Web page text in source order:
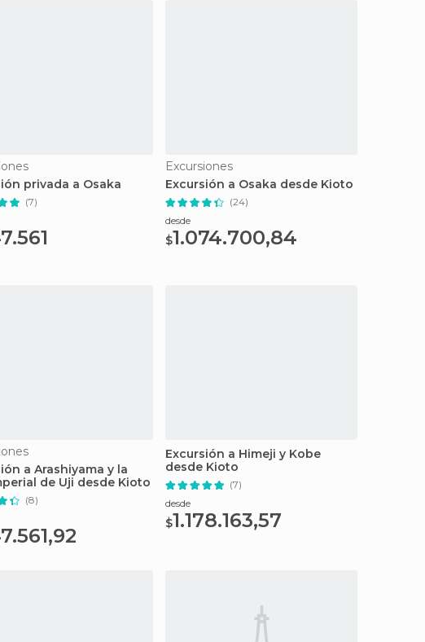
privada a Osaka
(7)
Excursiones
Excursión a Osaka desde Kioto
(24)
desde
$1.074.700,84
a Arashiyama y la
de Uji desde Kioto
(8)
Excursión a Himeji y Kobe
desde Kioto
(7)
desde
$1.178.163,57